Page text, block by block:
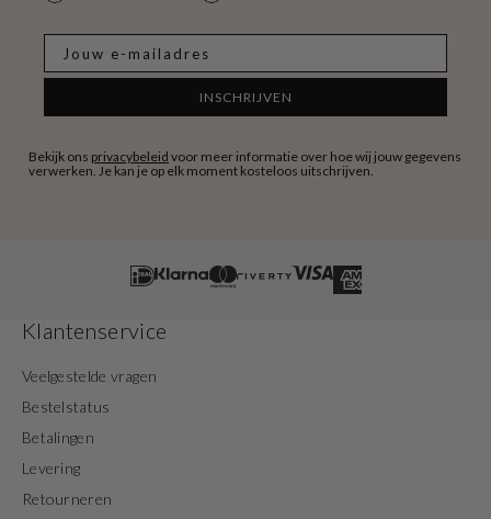
INSCHRIJVEN
Bekijk ons privacybeleid voor meer informatie over hoe wij jouw gegevens
verwerken. Je kan je op elk moment kosteloos uitschrijven.
Klantenservice
Veelgestelde vragen
Bestelstatus
Betalingen
Levering
Retourneren